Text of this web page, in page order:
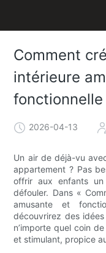
Comment
intérieure
2026-04-13
Un air de déjà-vu
appartement ? Pas
offrir aux enfants
défouler. Dans «
amusante et
découvrirez des
n’importe quel coin
et stimulant, propice